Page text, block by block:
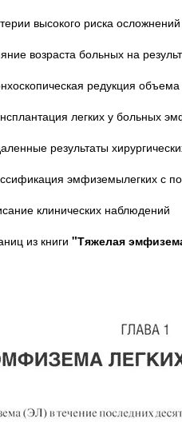
высокого риска
возраста больных на
редукция объема
легких у больных
результаты
эмфиземылегких с
клинических наблюдений
из книги "Тяжелая